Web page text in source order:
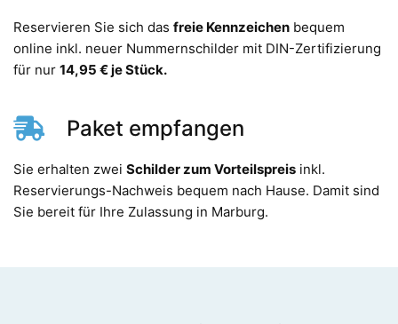
Reservieren Sie sich das freie Kennzeichen bequem
online inkl. neuer Nummernschilder mit DIN-Zertifizierung
für nur 14,95 € je Stück.
Paket empfangen
Sie erhalten zwei Schilder zum Vorteilspreis inkl.
Reservierungs-Nachweis bequem nach Hause. Damit sind
Sie bereit für Ihre Zulassung in Marburg.